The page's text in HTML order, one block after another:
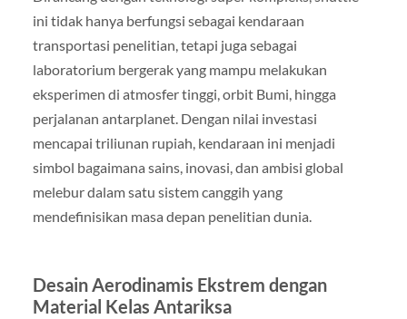
ini tidak hanya berfungsi sebagai kendaraan
transportasi penelitian, tetapi juga sebagai
laboratorium bergerak yang mampu melakukan
eksperimen di atmosfer tinggi, orbit Bumi, hingga
perjalanan antarplanet. Dengan nilai investasi
mencapai triliunan rupiah, kendaraan ini menjadi
simbol bagaimana sains, inovasi, dan ambisi global
melebur dalam satu sistem canggih yang
mendefinisikan masa depan penelitian dunia.
Desain Aerodinamis Ekstrem dengan
Material Kelas Antariksa